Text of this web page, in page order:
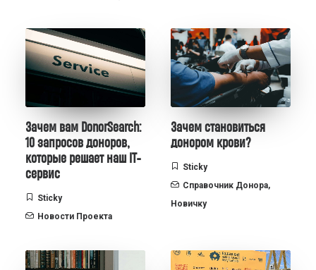
Зачем вам DonorSearch:
10 запросов доноров,
которые решает наш IT-
сервис
Sticky
Новости Проекта
Зачем становиться
донором крови?
Sticky
Справочник Донора,
Новичку